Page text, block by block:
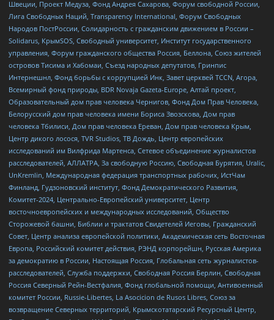
Швеции, Проект Медуза, Фонд Андрея Сахарова, Форум свободной России,
Лига Свободных Наций, Transparеncy International, Форум Свободных
Народов ПостРоссии, Солидарность с гражданским движением в России –
Solidarus, КрымSOS, Свободный университет, Институт государственного
управления, Форум гражданского общества Россия, Беллона, Союз жителей
островов Тисима и Хабомаи, Съезд народных депутатов, Гринпис
Интернешнл, Фонд борьбы с коррупцией Инк, Завет церквей TCCN, Агора,
Всемирный фонд природы, BDR Novaja Gazeta-Europe, Алтай проект,
Образовательный дом прав человека Чернигов, Фонд Дом Прав Человека,
Белорусский дом прав человека имени Бориса Звозскова, Дом прав
человека Тбилиси, Дом прав человека Ереван, Дом прав человека Крым,
Центр дикого лосося, TVR Studios, ТВ Дождь, Центр европейских
исследований им Вилфрида Мартенса, Сетевое объединение журналистов
расследователей, АЛЛАТРА, За свободную Россию, Свободная Бурятия, Uralic,
UnKremlin, Международная федерация транспортных рабочих, ИстЧам
Финланд, Гудзоновский институт, Фонд Демократического Развития,
Комитет-2024, Центрально-Европейский университет, Центр
восточноевропейских и международных исследований, Общество
Сторожевой башни, Библии и трактатов Свидетелей Иеговы, Гражданский
Совет, Центр анализа европейской политики, Академическая сеть Восточная
Европа, Российский комитет действия, РЭНД корпорейшн, Русская Америка
за демократию в России, Настоящая Россия, Глобальная сеть журналистов-
расследователей, Служба поддержки, Свободная Россия Берлин, Свободная
Россия Северный Рейн-Вестфалия, Фонд глобальной помощи, Антивоенный
комитет России, Russie-Libertes, La Asocicion de Rusos Libres, Союз за
возвращение Северных территорий, Крымскотатарский Ресурсный Центр,